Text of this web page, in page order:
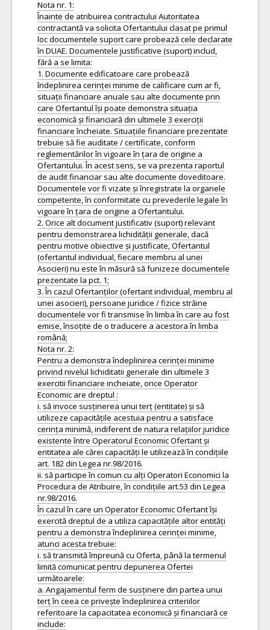
Nota nr. 1:
Înainte de atribuirea contractului Autoritatea
contractantă va solicita Ofertantului clasat pe primul
loc documentele suport care probează cele declarate
în DUAE. Documentele justificative (suport) includ,
fără a se limita:
1. Documente edificatoare care probează
îndeplinirea cerinței minime de calificare cum ar fi,
situații financiare anuale sau alte documente prin
care Ofertantul își poate demonstra situația
economică și financiară din ultimele 3 exerciții
financiare încheiate. Situațiile financiare prezentate
trebuie să fie auditate / certificate, conform
reglementărilor în vigoare în țara de origine a
Ofertantului. În acest sens, se va prezenta raportul
de audit financiar sau alte documente doveditoare.
Documentele vor fi vizate și înregistrate la organele
competente, în conformitate cu prevederile legale în
vigoare în țara de origine a Ofertantului.
2. Orice alt document justificativ (suport) relevant
pentru demonstrarea lichidității generale, dacă
pentru motive obiective și justificate, Ofertantul
(ofertantul individual, fiecare membru al unei
Asocieri) nu este în măsură să funizeze documentele
prezentate la pct. 1;
3. În cazul Ofertanților (ofertant individual, membru al
unei asocieri), persoane juridice / fizice străine
documentele vor fi transmise în limba în care au fost
emise, însoțite de o traducere a acestora în limba
română;
Nota nr. 2:
Pentru a demonstra îndeplinirea cerinței minime
privind nivelul lichiditatii generale din ultimele 3
exercitii financiare incheiate, orice Operator
Economic are dreptul :
i. să invoce susținerea unui terț (entitate) și să
utilizeze capacitățile acestuia pentru a satisface
cerința minimă, indiferent de natura relațiilor juridice
existente între Operatorul Economic Ofertant și
entitatea ale cărei capacități le utilizează în condițiile
art. 182 din Legea nr.98/2016.
ii. să participe în comun cu alți Operatori Economici la
Procedura de Atribuire, în condițiile art.53 din Legea
nr.98/2016.
În cazul în care un Operator Economic Ofertant își
exercită dreptul de a utiliza capacitățile altor entități
pentru a demonstra îndeplinirea cerinței minime,
atunci acesta trebuie:
i. să transmită împreună cu Oferta, până la termenul
limită comunicat pentru depunerea Ofertei
următoarele:
a. Angajamentul ferm de susținere din partea unui
terț în ceea ce privește îndeplinirea criteriilor
referitoare la capacitatea economică și financiară ce
include: